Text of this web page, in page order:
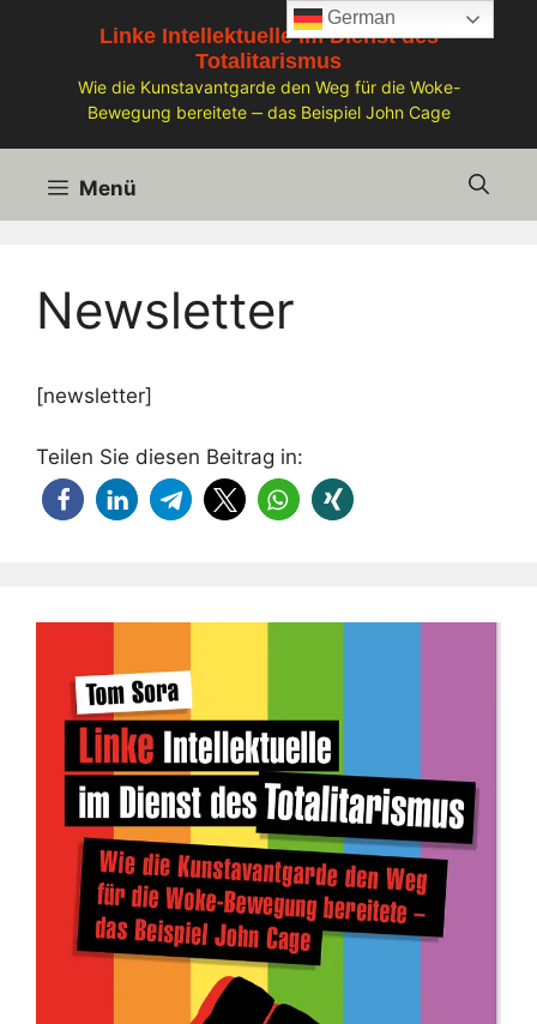
Linke Intellektuelle im Dienst des
Totalitarismus
Wie die Kunstavantgarde den Weg für die Woke-
Bewegung bereitete ‒ das Beispiel John Cage
Menü
Newsletter
[newsletter]
Teilen Sie diesen Beitrag in:
German